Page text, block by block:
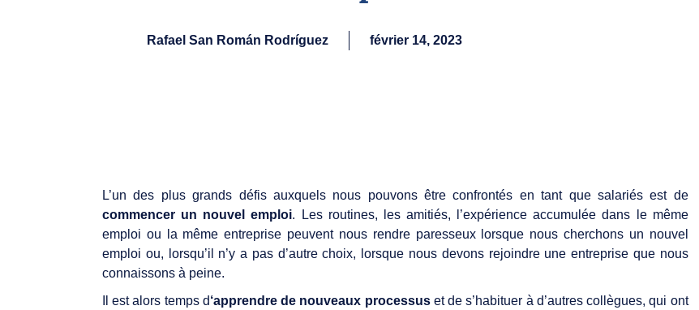
Rafael San Román Rodríguez février 14, 2023
L’un des plus grands défis auxquels nous pouvons être confrontés en tant que salariés est de
commencer un nouvel emploi. Les routines, les amitiés, l’expérience accumulée dans le même
emploi ou la même entreprise peuvent nous rendre paresseux lorsque nous cherchons un nouvel
emploi ou, lorsqu’il n’y a pas d’autre choix, lorsque nous devons rejoindre une entreprise que nous
connaissons à peine.
Il est alors temps d‘apprendre de nouveaux processuset de s’habituer à d’autres collègues, qui ont